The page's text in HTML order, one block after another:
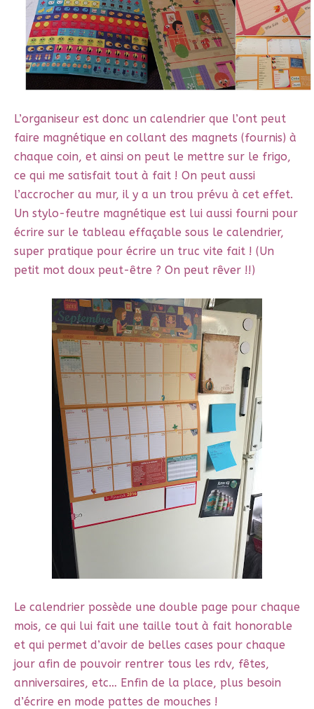
L’organiseur est donc un calendrier que l’ont peut
faire magnétique en collant des magnets (fournis) à
chaque coin, et ainsi on peut le mettre sur le frigo,
ce qui me satisfait tout à fait ! On peut aussi
l’accrocher au mur, il y a un trou prévu à cet effet.
Un stylo-feutre magnétique est lui aussi fourni pour
écrire sur le tableau effaçable sous le calendrier,
super pratique pour écrire un truc vite fait ! (Un
petit mot doux peut-être ? On peut rêver !!)
Le calendrier possède une double page pour chaque
mois, ce qui lui fait une taille tout à fait honorable
et qui permet d’avoir de belles cases pour chaque
jour afin de pouvoir rentrer tous les rdv, fêtes,
anniversaires, etc… Enfin de la place, plus besoin
d’écrire en mode pattes de mouches !